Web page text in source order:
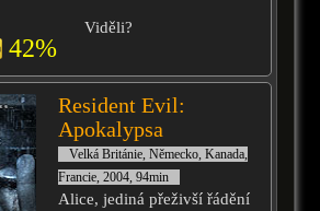
42%
Viděli?
Resident Evil:
Apokalypsa
Velká Británie, Německo, Kanada,
Francie, 2004, 94min
Alice, jediná přeživší řádění